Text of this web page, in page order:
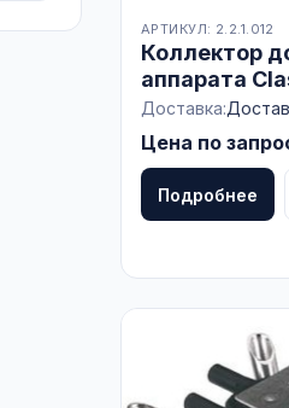
АРТИКУЛ: 2.2.1.012
Коллектор
аппарата
клапаном
Доставка:
Цена по
Подробнее